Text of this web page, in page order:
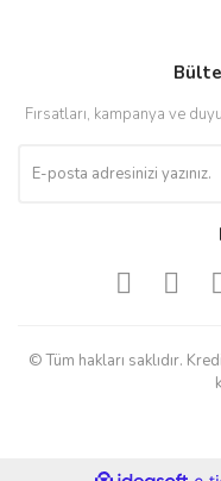
Fırsatları, kampanya ve
© Tüm hakları saklıdır.